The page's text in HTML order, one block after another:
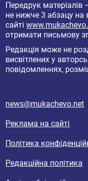
Передрук матеріалів
не нижче 3 абзацу на
сайті
отримати письмову
Редакція може не
висвітлених у
повідомленнях,
news@mukachevo.net
Реклама на сайті
Політика
Редакційна політика